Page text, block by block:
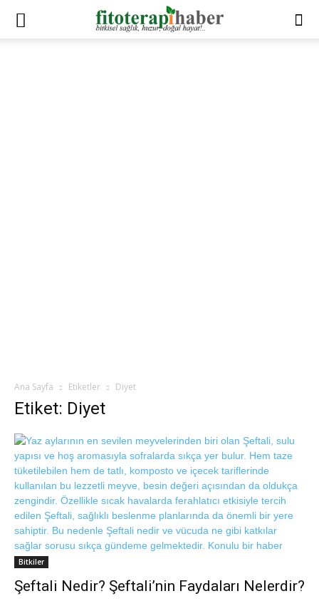
Ana Sayfa Etiketler Diyet
Etiket: Diyet
Bitkiler
Şeftali Nedir? Şeftali’nin Faydaları Nelerdir?